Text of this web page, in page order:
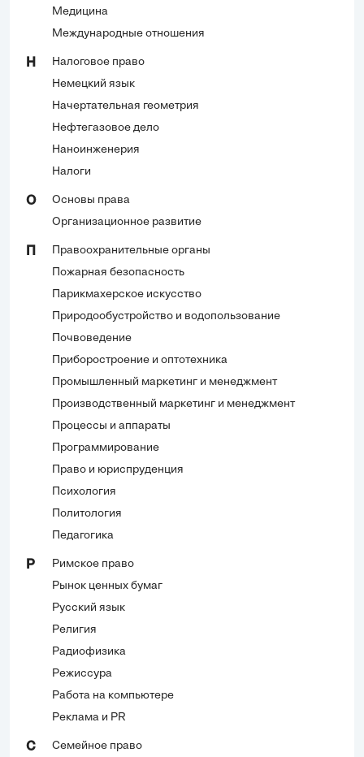
Медицина
Международные отношения
Н
Налоговое право
Немецкий язык
Начертательная геометрия
Нефтегазовое дело
Наноинженерия
Налоги
О
Основы права
Организационное развитие
Правоохранительные органы
Пожарная безопасность
Парикмахерское искусство
Природообустройство и водопользование
Почвоведение
Приборостроение и оптотехника
Промышленный маркетинг и менеджмент
Производственный маркетинг и менеджмент
Процессы и аппараты
Программирование
Право и юриспруденция
Психология
Политология
Педагогика
Р
Римское право
Рынок ценных бумаг
Русский язык
Религия
Радиофизика
Режиссура
Работа на компьютере
Реклама и PR
С
Семейное право